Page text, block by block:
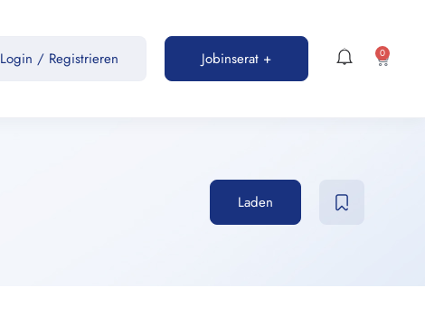
Login / Registrieren Jobinserat + 0
Laden